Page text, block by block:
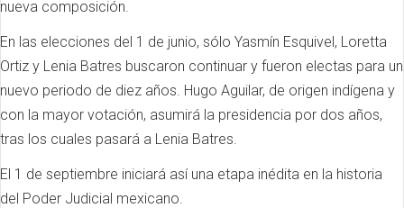
nueva composición.
En las elecciones del 1 de junio, sólo Yasmín Esquivel, Loretta
Ortiz y Lenia Batres buscaron continuar y fueron electas para un
nuevo periodo de diez años. Hugo Aguilar, de origen indígena y
con la mayor votación, asumirá la presidencia por dos años,
tras los cuales pasará a Lenia Batres.
El 1 de septiembre iniciará así una etapa inédita en la historia
del Poder Judicial mexicano.